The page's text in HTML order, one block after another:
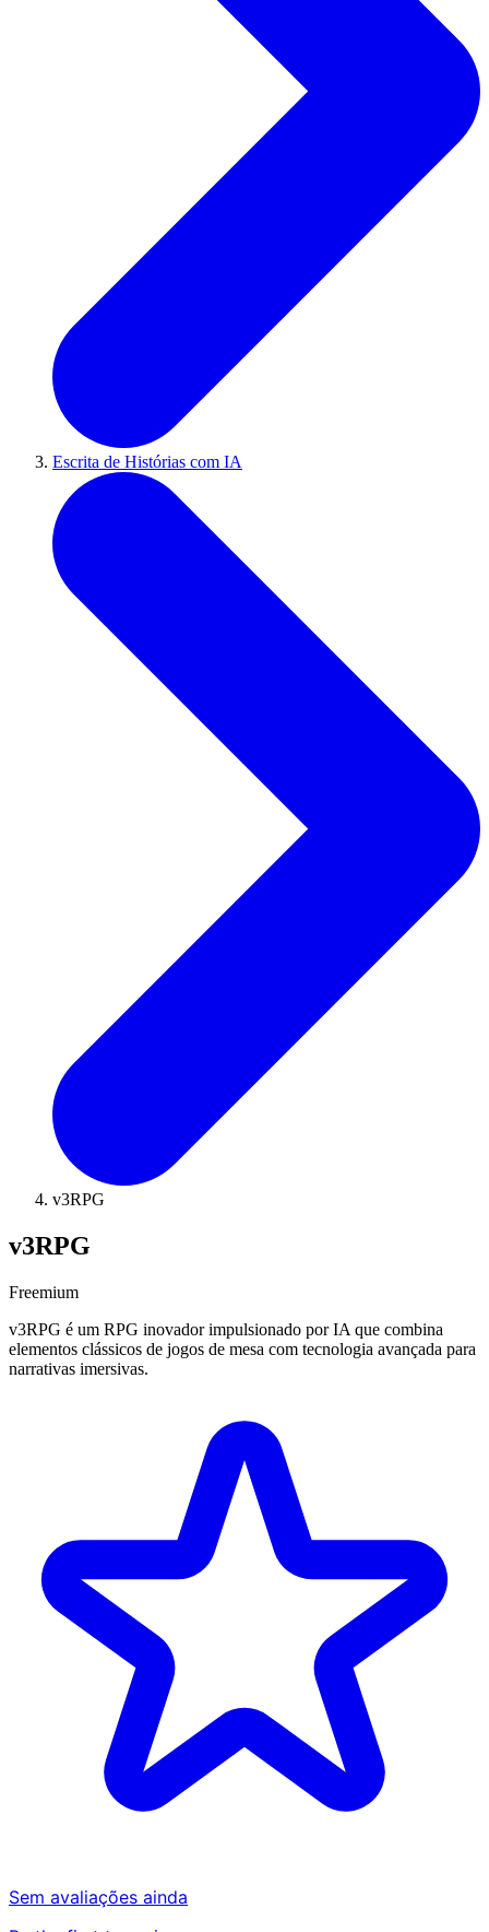
Escrita de Histórias com IA
v3RPG
v3RPG
Freemium
v3RPG é um RPG inovador impulsionado por IA que combina
elementos clássicos de jogos de mesa com tecnologia avançada para
narrativas imersivas.
Sem avaliações ainda